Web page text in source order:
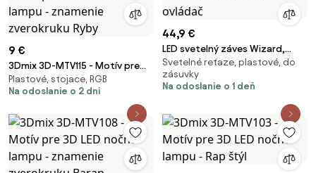
9 €
3Dmix 3D-MTV115 - Motív pre
3D LED nočnú lampu - znamenie
zverokruku Ryby
Plastové, stojace, RGB
Na odoslanie o 2 dni
44,9 €
LED svetelný záves Wizard,
2x2m, RGB, ovládač
Svetelné reťaze, plastové, do
zásuvky
Na odoslanie o 1 deň